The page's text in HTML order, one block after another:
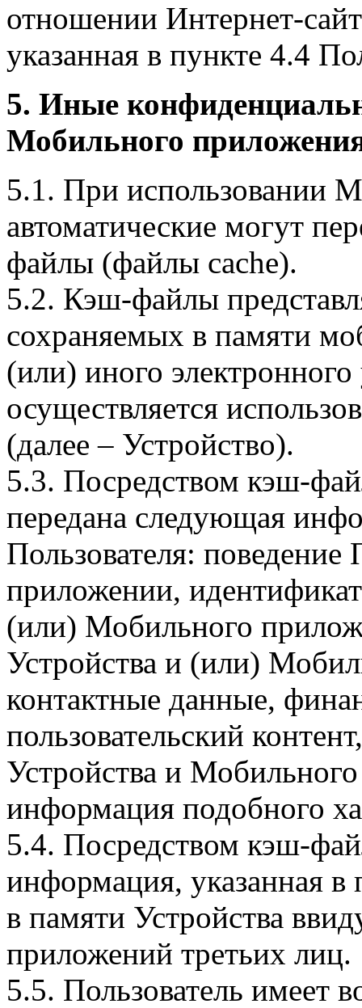
отношении Интернет-
указанная в пункте 4.4
5. Иные
Мобильного
5.1. При использовании
автоматические могут
файлы (файлы cache).
5.2. Кэш-файлы
сохраняемых в памяти
(или) иного электронного
осуществляется
(далее – Устройство).
5.3. Посредством кэш-
передана следующая
Пользователя:
приложении,
(или) Мобильного
Устройства и (или)
контактные данные,
пользовательский
Устройства и
информация подобного
5.4. Посредством кэш-
информация, указанная в
в памяти Устройства
приложений третьих лиц.
5.5. Пользователь имеет